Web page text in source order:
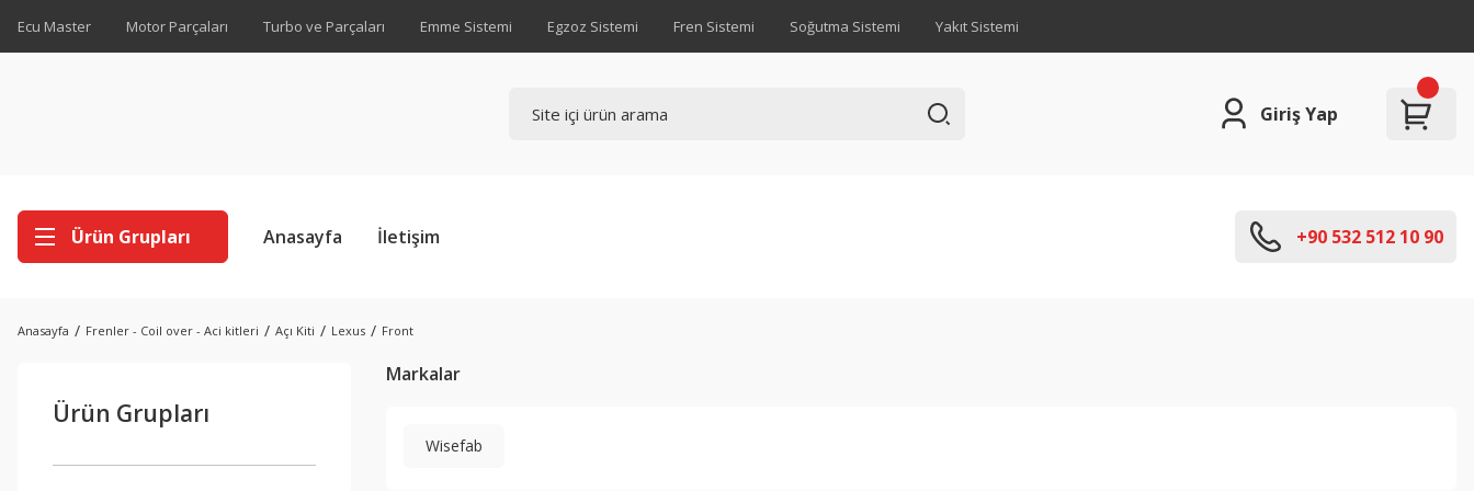
Ecu Master Motor Parçaları Turbo ve Parçaları Emme Sistemi Egzoz Sistemi Fren Sistemi Soğutma Sistemi Yakıt Sistemi
Giriş Yap
Ürün Grupları Anasayfa İletişim +90 532 512 10 90
Anasayfa Frenler - Coil over - Aci kitleri Açı Kiti Lexus Front
Ürün Grupları
Markalar
Wisefab